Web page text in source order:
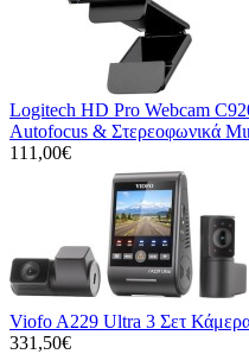
Logitech HD Pro Webcam
Autofocus & Στερεοφωνικά
111,00€
Viofo A229 Ultra 3 Σετ
331,50€